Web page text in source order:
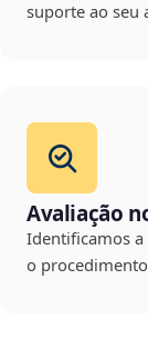
suporte ao seu
Avaliação
Identificamos
o